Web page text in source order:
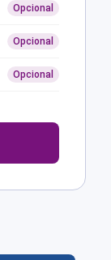
Opcional
Opcional
Opcional